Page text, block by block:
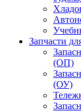
Запчасти
(ОП)
(ОУ)